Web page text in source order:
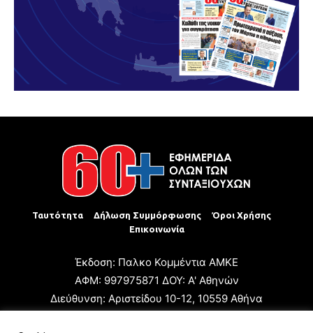
Ταυτότητα Δήλωση Συμμόρφωσης
Όροι Χρήσης
Επικοινωνία
Έκδοση: Παλκο Κομμέντια ΑΜΚΕ
ΑΦΜ: 997975871 ΔΟΥ: Α' Αθηνών
Διεύθυνση: Αριστείδου 10-12, 10559 Αθήνα